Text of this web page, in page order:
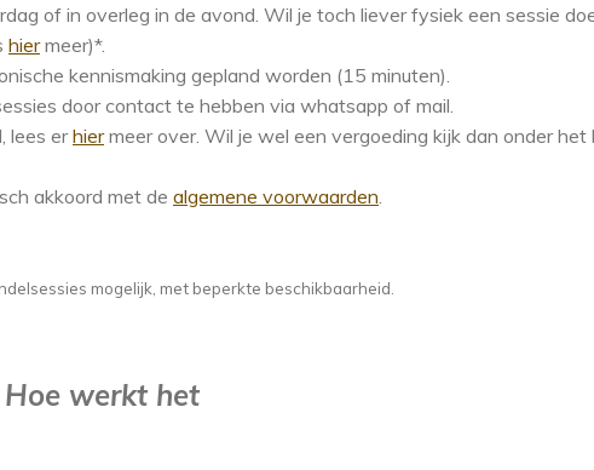
of in overleg in de avond. Wil je toch liever fysiek een sessie
hiermeer)*.
kennismaking gepland worden (15 minuten).
door contact te hebben via whatsapp of mail.
lees erhiermeer over. Wil je wel een vergoeding kijk dan onder het
akkoord met de algemene voorwaarden
mogelijk, met beperkte beschikbaarheid.
Hoe werkt het